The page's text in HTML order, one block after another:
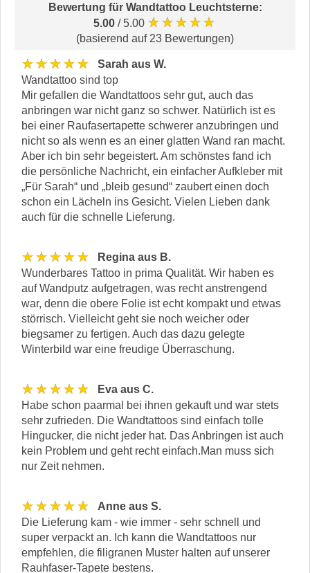
Bewertung für Wandtattoo Leuchtsterne:
5.00 / 5.00 ★★★★★
(basierend auf 23 Bewertungen)
★★★★★
Sarah aus W.
Wandtattoo sind top
Mir gefallen die Wandtattoos sehr gut, auch das
anbringen war nicht ganz so schwer. Natürlich ist es
bei einer Raufasertapette schwerer anzubringen und
nicht so als wenn es an einer glatten Wand ran macht.
Aber ich bin sehr begeistert. Am schönstes fand ich
die persönliche Nachricht, ein einfacher Aufkleber mit
„Für Sarah“ und „bleib gesund“ zaubert einen doch
schon ein Lächeln ins Gesicht. Vielen Lieben dank
auch für die schnelle Lieferung.
★★★★★
Regina aus B.
Wunderbares Tattoo in prima Qualität. Wir haben es
auf Wandputz aufgetragen, was recht anstrengend
war, denn die obere Folie ist echt kompakt und etwas
störrisch. Vielleicht geht sie noch weicher oder
biegsamer zu fertigen. Auch das dazu gelegte
Winterbild war eine freudige Überraschung.
★★★★★
Eva aus C.
Habe schon paarmal bei ihnen gekauft und war stets
sehr zufrieden. Die Wandtattoos sind einfach tolle
Hingucker, die nicht jeder hat. Das Anbringen ist auch
kein Problem und geht recht einfach.Man muss sich
nur Zeit nehmen.
★★★★★
Anne aus S.
Die Lieferung kam - wie immer - sehr schnell und
super verpackt an. Ich kann die Wandtattoos nur
empfehlen, die filigranen Muster halten auf unserer
Rauhfaser-Tapete bestens.